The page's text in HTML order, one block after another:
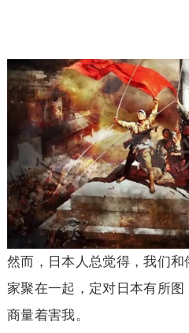
然而，日本人总觉得，我们
家聚在一起，定对日本有所
商量着害我。